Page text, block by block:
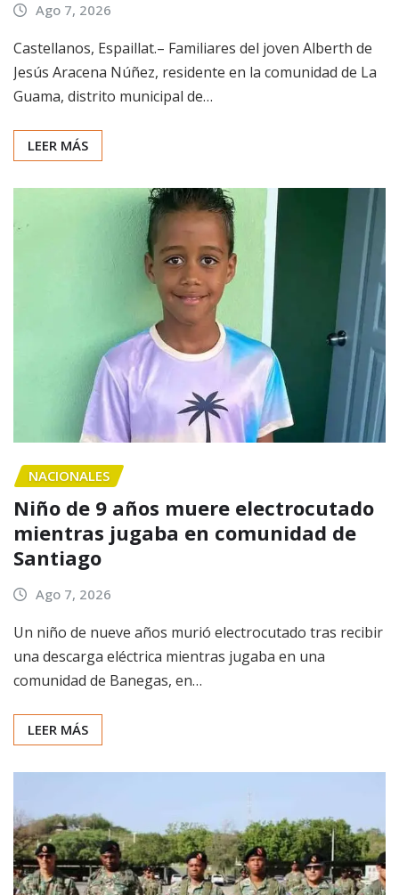
Ago 7, 2026
Castellanos, Espaillat.– Familiares del joven Alberth de
Jesús Aracena Núñez, residente en la comunidad de La
Guama, distrito municipal de…
LEER MÁS
NACIONALES
Niño de 9 años muere electrocutado
mientras jugaba en comunidad de
Santiago
Ago 7, 2026
Un niño de nueve años murió electrocutado tras recibir
una descarga eléctrica mientras jugaba en una
comunidad de Banegas, en…
LEER MÁS